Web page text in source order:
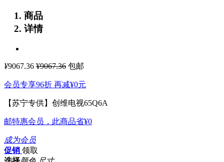
商品
详情
¥9067.36 ¥9067.36 包邮
会员专享96折 再减¥0元
【苏宁专供】创维电视65Q6A
邮特惠会员，此商品省¥0
成为会员
促销 领取